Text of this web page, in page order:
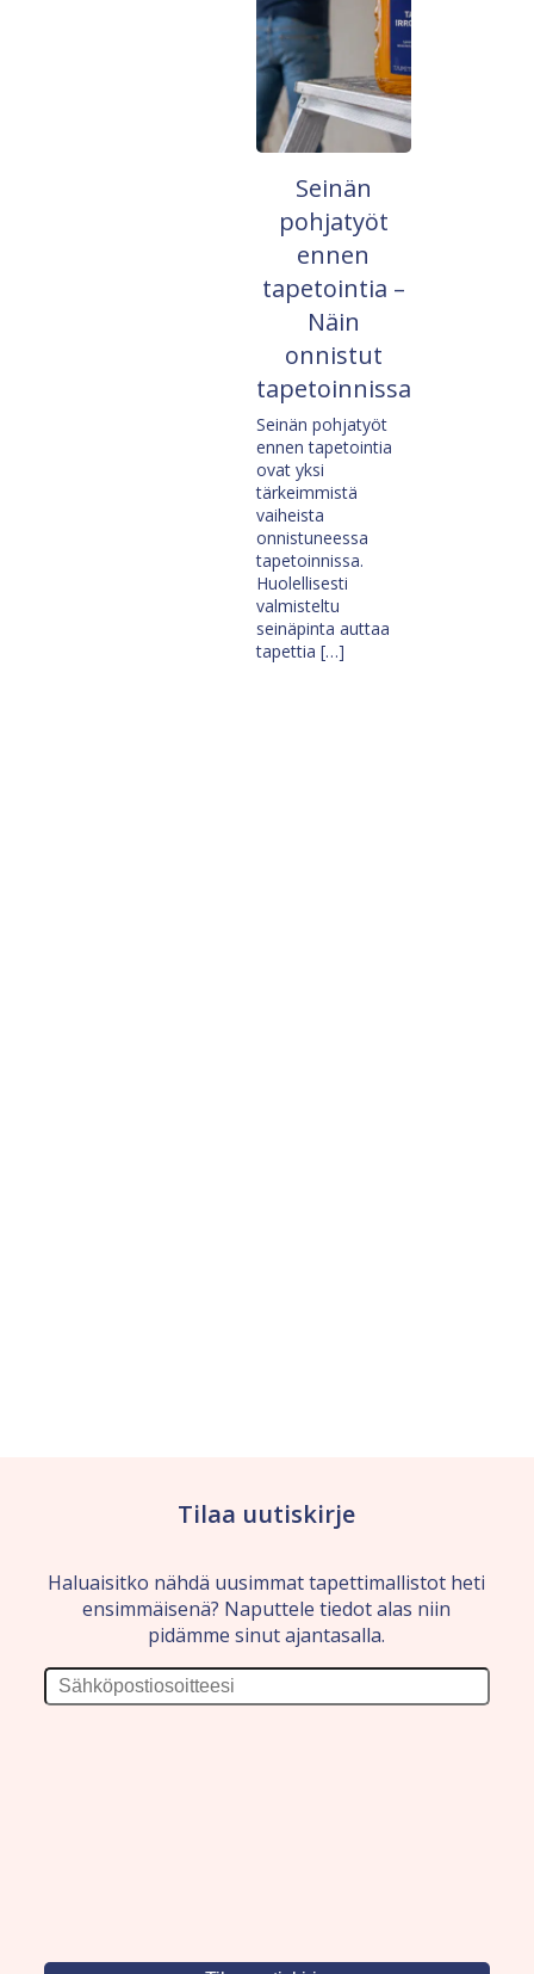
Seinän
pohjatyöt
ennen
tapetointia –
Näin
onnistut
tapetoinnissa
Seinän pohjatyöt
ennen tapetointia
ovat yksi
tärkeimmistä
vaiheista
onnistuneessa
tapetoinnissa.
Huolellisesti
valmisteltu
seinäpinta auttaa
tapettia […]
Tilaa uutiskirje
Haluaisitko nähdä uusimmat tapettimallistot heti
ensimmäisenä? Naputtele tiedot alas niin
pidämme sinut ajantasalla.